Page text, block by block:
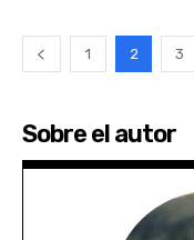
1 2 3
Sobre el autor